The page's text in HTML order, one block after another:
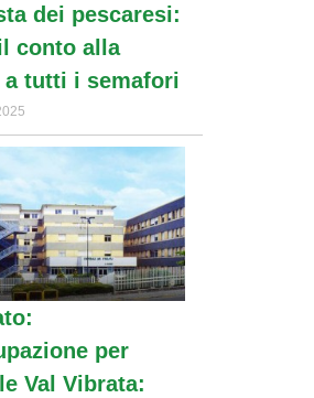
dei pescaresi:
conto alla
a tutti i semafori
per
Val Vibrata: